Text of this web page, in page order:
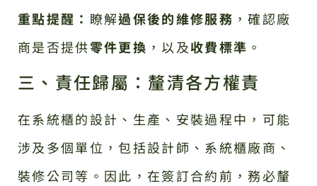
重點提醒： 瞭解過保後的維修服務 ，確認廠
商是否提供零件更換 ，以及收費標準 。
三、責任歸屬：釐清各方權責
在系統櫃的設計、生產、安裝過程中，可能
涉及多個單位，包括設計師、系統櫃廠商、
裝修公司等。因此，在簽訂合約前，務必釐